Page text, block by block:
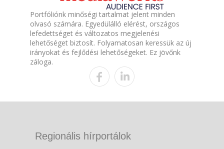
Portfóliónk minőségi tartalmat jelent minden
olvasó számára. Egyedülálló elérést, országos
lefedettséget és változatos megjelenési
lehetőséget biztosít. Folyamatosan keressük az új
irányokat és fejlődési lehetőségeket. Ez jövőnk
záloga.
Regionális hírportálok